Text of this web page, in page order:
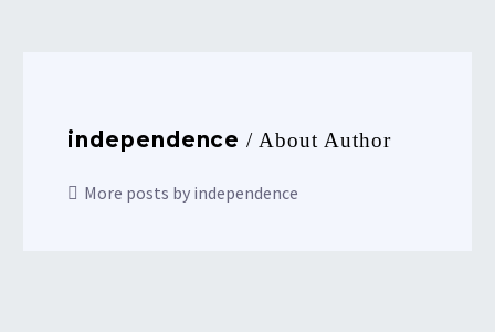
independence/ About Author
More posts by independence